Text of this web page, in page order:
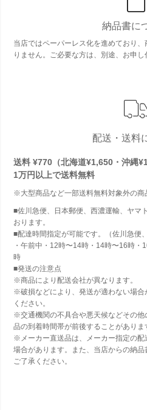
納品書に
当店ではペーパーレス化を進めており
りません。ご必要な方は、別途、お申し
配送・送料
送料 ¥770（北海道¥1,650・沖縄
1万円以上で送料無料
※大型商品など一部送料無料対象外の商
■佐川急便、日本郵便、西濃運輸、ヤマ
おります。
■配達時間指定が可能です。（佐川急便
・午前中・12時〜14時・14時〜16時
時
■発送の注意点
※商品により配送会社が異なります。
※破損などにより、発送が適わない場
ください。
※交通機関の不具合や悪天候などその
品の到着時間帯が前後することがありま
※メーカー直送品は、メーカー指定の
場合があります。また、当店からの納品
ご了承ください。